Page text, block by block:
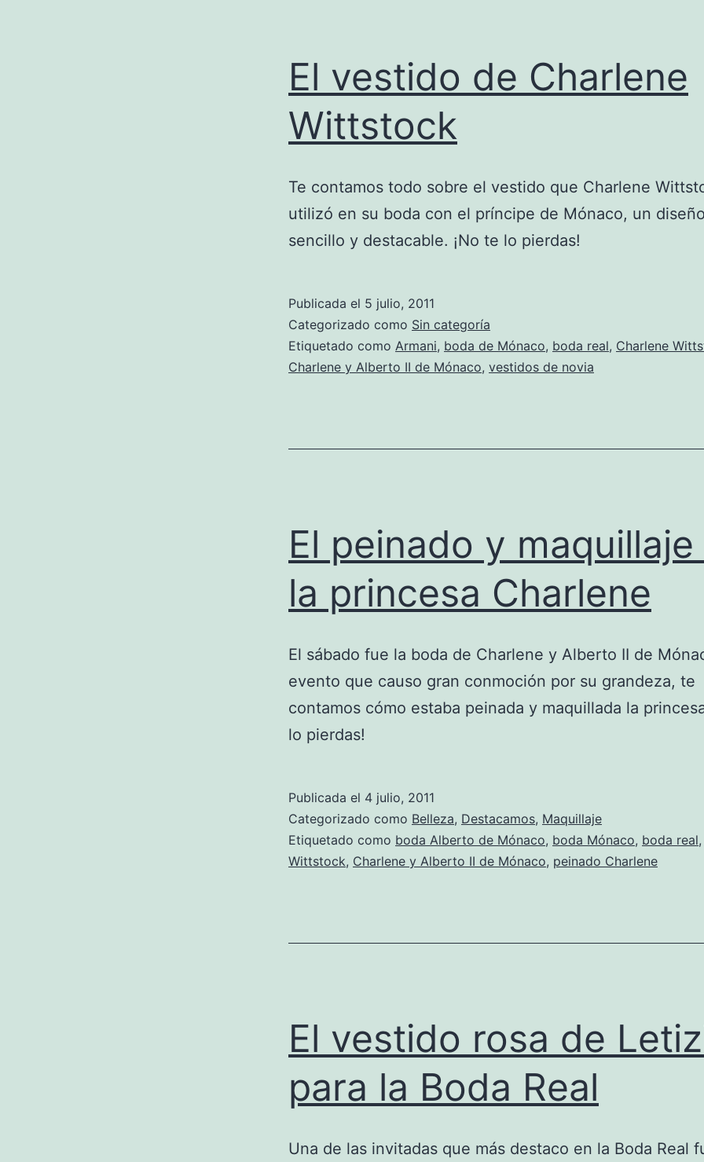
El vestido de Charlene
Wittstock
Te contamos todo sobre el vestido que Charlene
utilizó en su boda con el príncipe de Mónaco, un
sencillo y destacable. ¡No te lo pierdas!
Publicada el 5 julio, 2011
Categorizado como Sin categoría
Etiquetado como Armani, boda de Mónaco, boda real, Charlene
Charlene y Alberto II de Mónaco, vestidos de novia
El peinado y
la princesa Charlene
El sábado fue la boda de Charlene y Alberto II de
evento que causo gran conmoción por su grandeza, te
contamos cómo estaba peinada y maquillada la
lo pierdas!
Publicada el 4 julio, 2011
Categorizado como Belleza, Destacamos, Maquillaje
Etiquetado como boda Alberto de Mónaco, boda Mónaco, boda real,
Wittstock, Charlene y Alberto II de Mónaco, peinado Charlene
El vestido rosa de
para la Boda Real
Una de las invitadas que más destaco en la Boda Real